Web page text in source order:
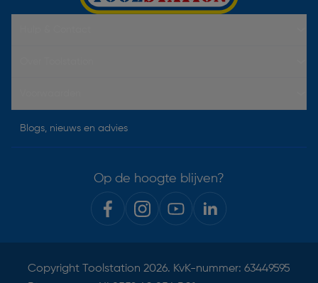
Blogs, nieuws en advies
Op de hoogte blijven?
Copyright Toolstation 2026. KvK-nummer: 63449595